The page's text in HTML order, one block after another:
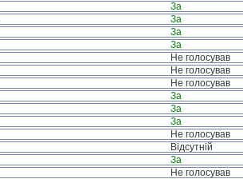
За
За
За
За
Не голосував
Не голосував
Не голосував
За
За
За
Не голосував
Відсутній
За
Не голосував